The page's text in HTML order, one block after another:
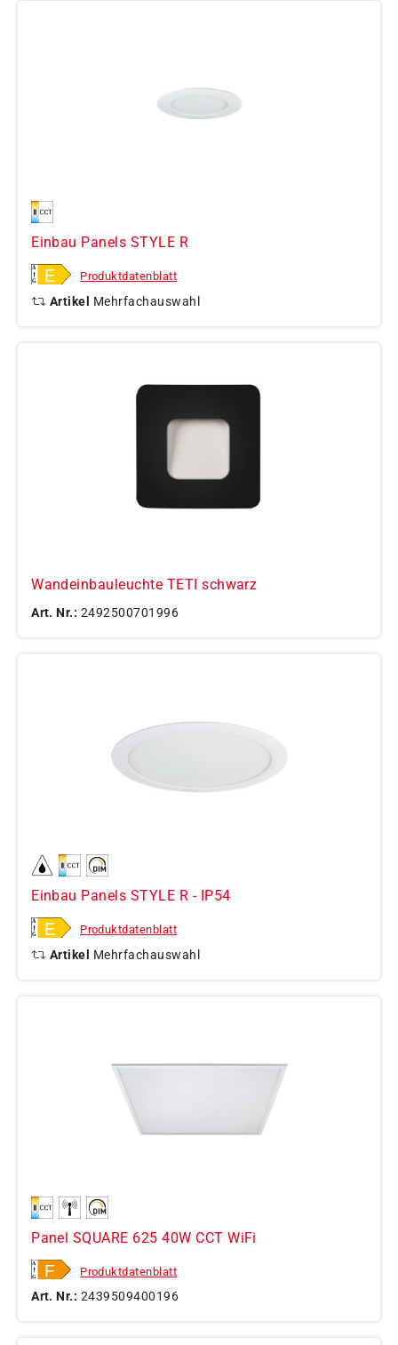
Einbau Panels STYLE R
Produktdatenblatt
Artikel Mehrfachauswahl
Wandeinbauleuchte TETI schwarz
Art. Nr.: 2492500701996
Einbau Panels STYLE R - IP54
Produktdatenblatt
Artikel Mehrfachauswahl
Panel SQUARE 625 40W CCT WiFi
Produktdatenblatt
Art. Nr.: 2439509400196